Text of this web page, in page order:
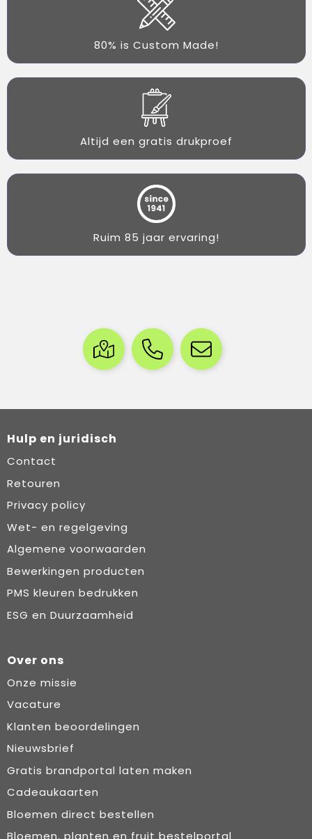
80% is Custom Made!
Altijd een gratis drukproef
Ruim 85 jaar ervaring!
Hulp en juridisch
Contact
Retouren
Privacy policy
Wet- en regelgeving
Algemene voorwaarden
Bewerkingen producten
PMS kleuren bedrukken
ESG en Duurzaamheid
Over ons
Onze missie
Vacature
Klanten beoordelingen
Nieuwsbrief
Gratis brandportal laten maken
Cadeaukaarten
Bloemen direct bestellen
Bloemen, planten en fruit bestelportal